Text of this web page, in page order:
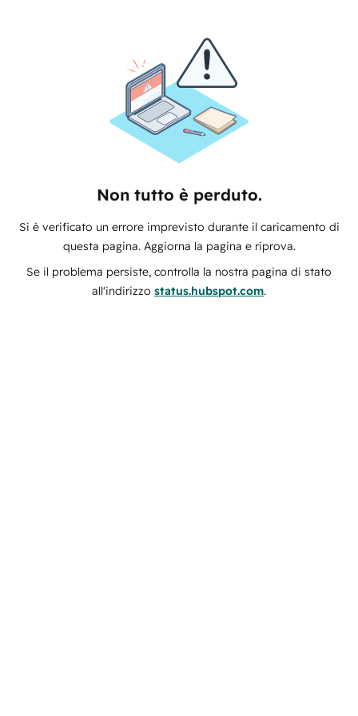
Non tutto è perduto.
Si è verificato un errore imprevisto durante il caricamento di
questa pagina. Aggiorna la pagina e riprova.
Se il problema persiste, controlla la nostra pagina di stato
all'indirizzo status.hubspot.com.